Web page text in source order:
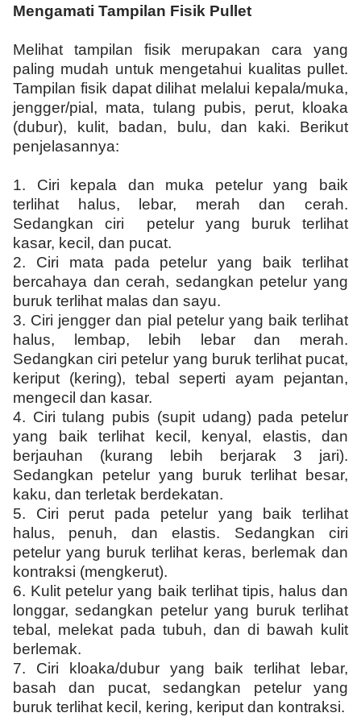
Mengamati Tampilan Fisik Pullet
Melihat tampilan fisik merupakan cara yang
paling mudah untuk mengetahui kualitas pullet.
Tampilan fisik dapat dilihat melalui kepala/muka,
jengger/pial, mata, tulang pubis, perut, kloaka
(dubur), kulit, badan, bulu, dan kaki. Berikut
penjelasannya:
1. Ciri kepala dan muka petelur yang baik
terlihat halus, lebar, merah dan cerah.
Sedangkan ciri petelur yang buruk terlihat
kasar, kecil, dan pucat.
2. Ciri mata pada petelur yang baik terlihat
bercahaya dan cerah, sedangkan petelur yang
buruk terlihat malas dan sayu.
3. Ciri jengger dan pial petelur yang baik terlihat
halus, lembap, lebih lebar dan merah.
Sedangkan ciri petelur yang buruk terlihat pucat,
keriput (kering), tebal seperti ayam pejantan,
mengecil dan kasar.
4. Ciri tulang pubis (supit udang) pada petelur
yang baik terlihat kecil, kenyal, elastis, dan
berjauhan (kurang lebih berjarak 3 jari).
Sedangkan petelur yang buruk terlihat besar,
kaku, dan terletak berdekatan.
5. Ciri perut pada petelur yang baik terlihat
halus, penuh, dan elastis. Sedangkan ciri
petelur yang buruk terlihat keras, berlemak dan
kontraksi (mengkerut).
6. Kulit petelur yang baik terlihat tipis, halus dan
longgar, sedangkan petelur yang buruk terlihat
tebal, melekat pada tubuh, dan di bawah kulit
berlemak.
7. Ciri kloaka/dubur yang baik terlihat lebar,
basah dan pucat, sedangkan petelur yang
buruk terlihat kecil, kering, keriput dan kontraksi.